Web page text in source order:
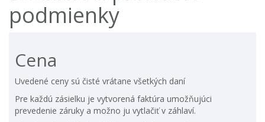
podmienky
Cena
Uvedené ceny sú čisté vrátane všetkých daní
Pre každú zásielku je vytvorená faktúra umožňujúci
prevedenie záruky a možno ju vytlačiť v záhlaví.